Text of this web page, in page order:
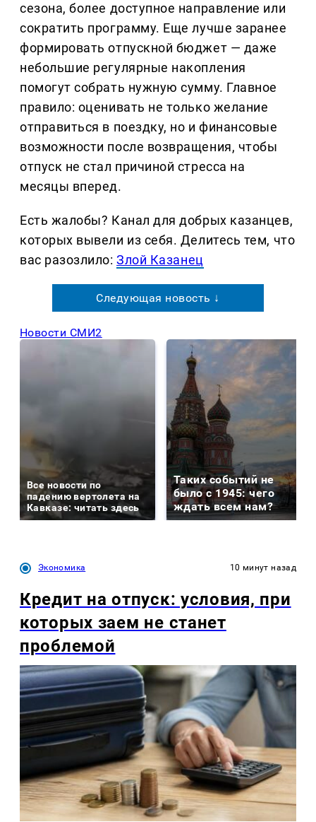
сезона, более доступное направление или
сократить программу. Еще лучше заранее
формировать отпускной бюджет — даже
небольшие регулярные накопления
помогут собрать нужную сумму. Главное
правило: оценивать не только желание
отправиться в поездку, но и финансовые
возможности после возвращения, чтобы
отпуск не стал причиной стресса на
месяцы вперед.
Есть жалобы? Канал для добрых казанцев,
которых вывели из себя. Делитеcь тем, что
вас разозлило:Злой Казанец
Следующая новость ↓
Новости СМИ2
Все новости по
падению вертолета на
Кавказе: читать здесь
Таких событий не
было с 1945: чего
ждать всем нам?
Экономика 10 минут назад
Кредит на отпуск: условия, при
которых заем не станет
проблемой